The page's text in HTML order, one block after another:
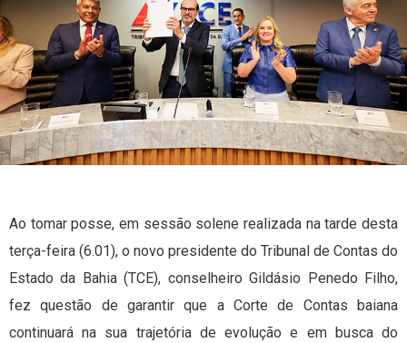
Ao tomar posse, em sessão solene realizada na tarde desta
terça-feira (6.01), o novo presidente do Tribunal de Contas do
Estado da Bahia (TCE), conselheiro Gildásio Penedo Filho,
fez questão de garantir que a Corte de Contas baiana
continuará na sua trajetória de evolução e em busca do